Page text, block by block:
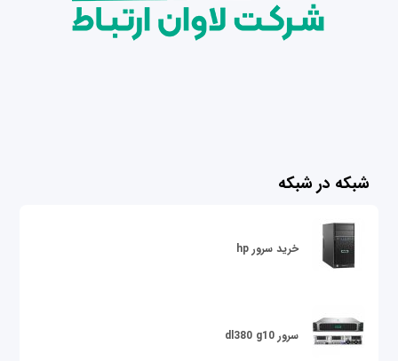
شبکه در شبکه
خرید سرور hp
سرور dl380 g10